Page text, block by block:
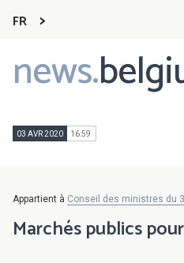
FR
news.
Main
navigation
03 AVR 2020 16:59
Appartient à Conseil des ministres du
Marchés publics